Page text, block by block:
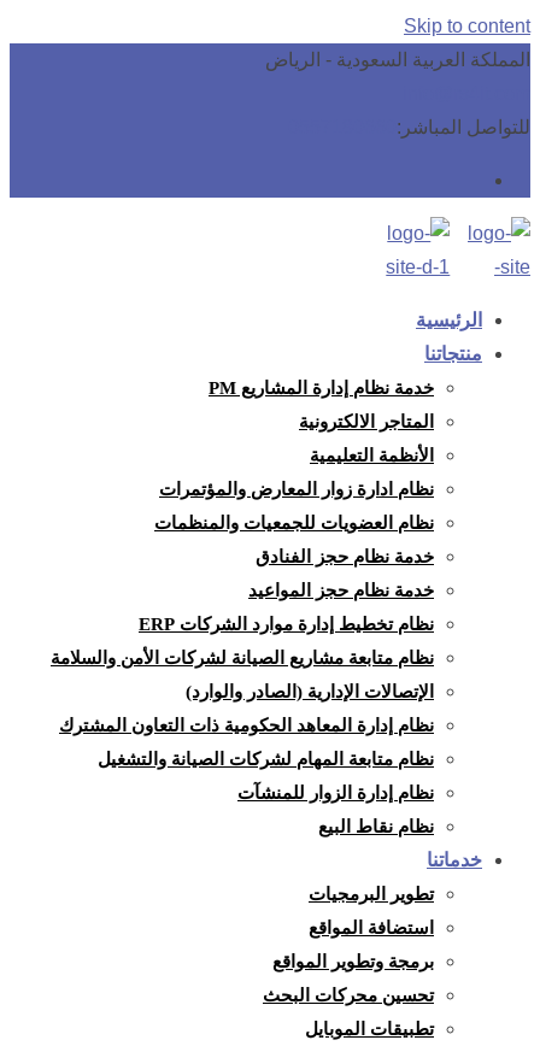
Skip to content
المملكة العربية السعودية - الرياض
للتواصل المباشر:
الرئيسية
منتجاتنا
خدمة نظام إدارة المشاريع PM
المتاجر الالكترونية
الأنظمة التعليمية
نظام ادارة زوار المعارض والمؤتمرات
نظام العضويات للجمعيات والمنظمات
خدمة نظام حجز الفنادق
خدمة نظام حجز المواعيد
نظام تخطيط إدارة موارد الشركات ERP
نظام متابعة مشاريع الصيانة لشركات الأمن والسلامة
الإتصالات الإدارية (الصادر والوارد)
نظام إدارة المعاهد الحكومية ذات التعاون المشترك
نظام متابعة المهام لشركات الصيانة والتشغيل
نظام إدارة الزوار للمنشآت
نظام نقاط البيع
خدماتنا
تطوير البرمجيات
استضافة المواقع
برمجة وتطوير المواقع
تحسين محركات البحث
تطبيقات الموبايل